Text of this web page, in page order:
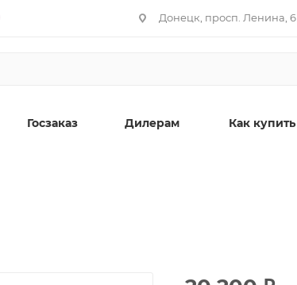
Донецк, просп. Ленина, 6
Госзаказ Дилерам Как купить